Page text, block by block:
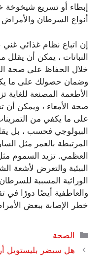
إبطاء أو تسريع
أنواع السرطان
إن اتباع نظام غذائي
النباتات ، يمكن أن
خلال الحفاظ على صحة
وضمان حصولك على ما
الأطعمة المصنعة
صحة الأمعاء ، ويمكن
على ما يكفي من
البيولوجي فحسب ، بل
المرتبطة بالعمر مثل
العظمي. تزيد السموم
البيئية والتعرض
الوراثية المسببة
والعاطفية أيضًا دورًا في
خطر الإصابة ببعض
التصنيفات
الصحة
هل سيضر بليستويل